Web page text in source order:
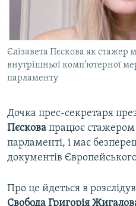
УКРАЇНСЬКА ПРОБЛЕМА КРИМУ
ІНФОГРАФІКА
Qırımtatar
ДОЛУЧАЙСЯ!
Усі сайти RFE/RL
Єлізавета Пєскова як стажер
внутрішньої комп’ютерної
парламенту
Дочка прес-секретаря
Пєскова працює
парламенті, і має
документів
Про це йдеться в
Свобода Григорія